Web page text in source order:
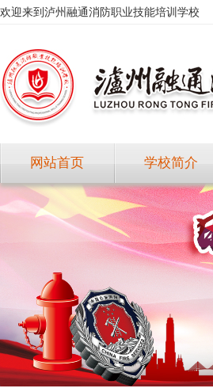
欢迎来到泸州融通消防职业技能培训学校
网站首页 学校简介